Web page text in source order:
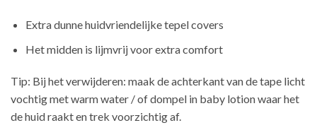
Extra dunne huidvriendelijke tepel covers
Het midden is lijmvrij voor extra comfort
Tip: Bij het verwijderen: maak de achterkant van de tape licht
vochtig met warm water / of dompel in baby lotion waar het
de huid raakt en trek voorzichtig af.